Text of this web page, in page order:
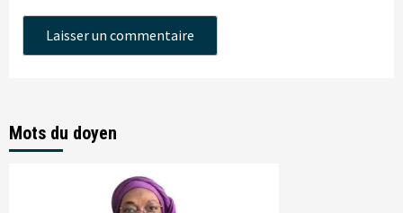
Mots du doyen